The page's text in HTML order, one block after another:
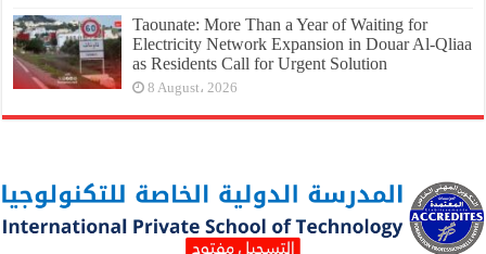
Taounate: More Than a Year of Waiting for
Electricity Network Expansion in Douar Al-Qliaa
as Residents Call for Urgent Solution
8 August، 2026